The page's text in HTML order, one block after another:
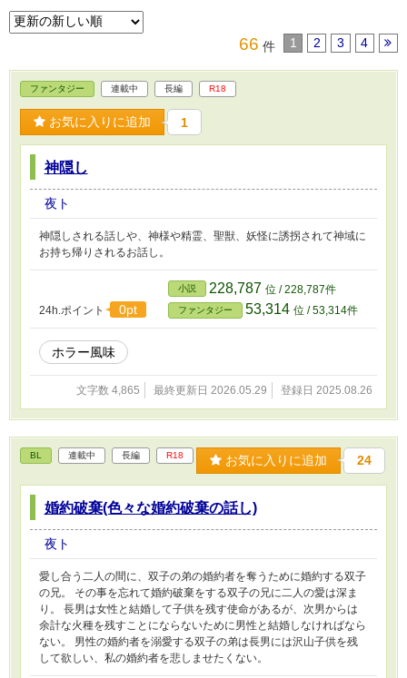
66 件 1 2 3 4
ファンタジー 連載中 長編 R18
お気に入りに追加 1
神隠し
夜ト
神隠しされる話しや、神様や精霊、聖獣、妖怪に誘拐されて神域に
お持ち帰りされるお話し。
24h.ポイント 0pt
小説 228,787 位 / 228,787件
ファンタジー 53,314 位 / 53,314件
ホラー風味
文字数 4,865 最終更新日 2026.05.29 登録日 2025.08.26
BL 連載中 長編 R18 お気に入りに追加 24
婚約破棄(色々な婚約破棄の話し)
夜ト
愛し合う二人の間に、双子の弟の婚約者を奪うために婚約する双子
の兄。 その事を忘れて婚約破棄をする双子の兄に二人の愛は深ま
り。 長男は女性と結婚して子供を残す使命があるが、次男からは
余計な火種を残すことにならないために男性と結婚しなければなら
ない。 男性の婚約者を溺愛する双子の弟は長男には沢山子供を残
して欲しい、私の婚約者を悲しませたくない。